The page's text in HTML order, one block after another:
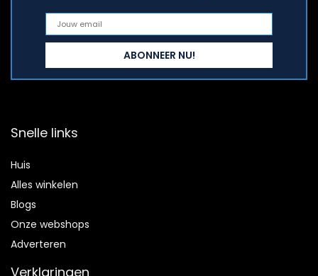
Snelle links
Huis
Alles winkelen
Blogs
Onze webshops
Adverteren
Verklaringen